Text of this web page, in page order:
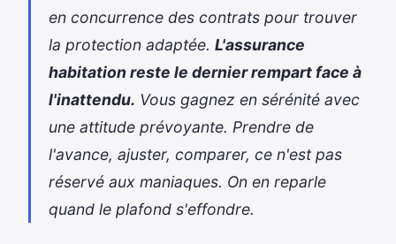
en concurrence des contrats pour trouver
la protection adaptée. L'assurance
habitation reste le dernier rempart face à
l'inattendu. Vous gagnez en sérénité avec
une attitude prévoyante. Prendre de
l'avance, ajuster, comparer, ce n'est pas
réservé aux maniaques. On en reparle
quand le plafond s'effondre.